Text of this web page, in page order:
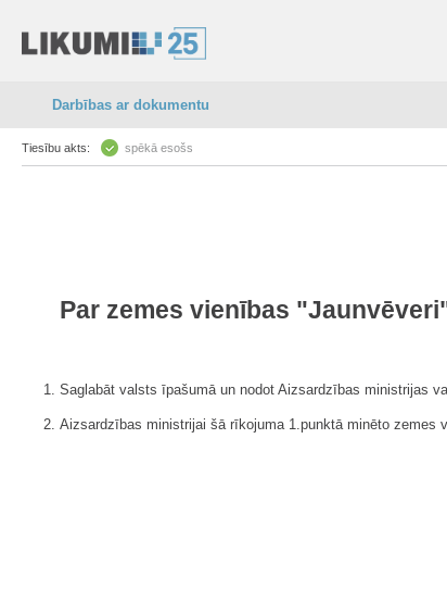
Darbības ar dokumentu
Tiesību akts: spēkā esošs
Par zemes vienības
1. Saglabāt valsts īpašumā un nodot Aizsardzības ministrijas
2. Aizsardzības ministrijai šā rīkojuma 1.punktā minēto